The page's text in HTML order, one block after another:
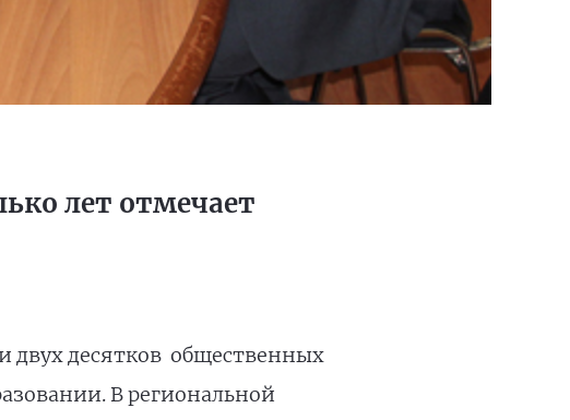
лет отмечает
двух десятков общественных
В региональной